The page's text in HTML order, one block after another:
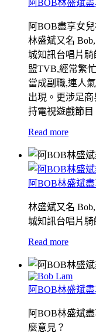
阿BOB林盛斌
阿BOB盡享女
林盛斌又名
城知訊台唱片
盟TVB,經常繁
當成副職,連人
出現。更涉足
持電視遊戲節目
Read more
阿BOB林盛斌
林盛斌又名
城知訊台唱片
Read more
阿BOB林盛斌
阿BOB林盛斌
麼意見？